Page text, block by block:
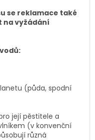
se reklamace také
na vyžádání
(půda, spodní
její pěstitele a
(v konvenční
různá